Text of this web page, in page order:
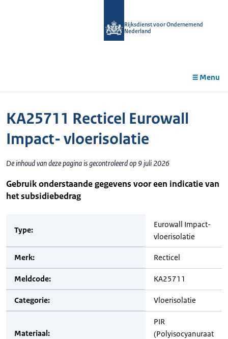
Rijksdienst voor Ondernemend
Nederland
Menu
KA25711 Recticel Eurowall
Impact- vloerisolatie
De inhoud van deze pagina is gecontroleerd op 9 juli 2026
Gebruik onderstaande gegevens voor een indicatie van
het subsidiebedrag
Type:
Eurowall Impact-
vloerisolatie
Merk: Recticel
Meldcode: KA25711
Categorie: Vloerisolatie
Materiaal:
PIR
(Polyisocyanuraat